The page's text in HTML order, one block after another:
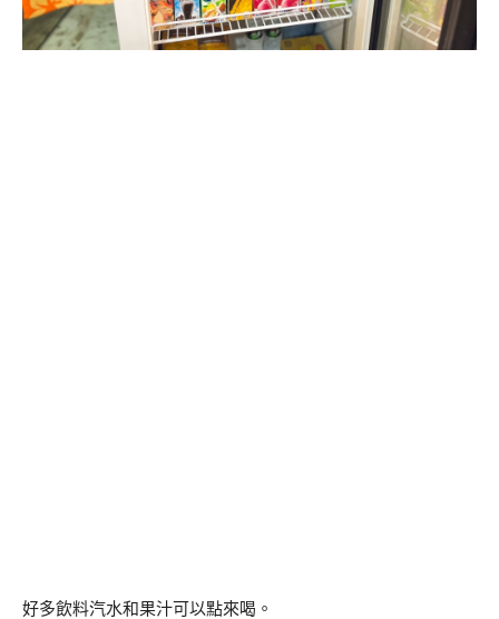
好多飲料汽水和果汁可以點來喝。